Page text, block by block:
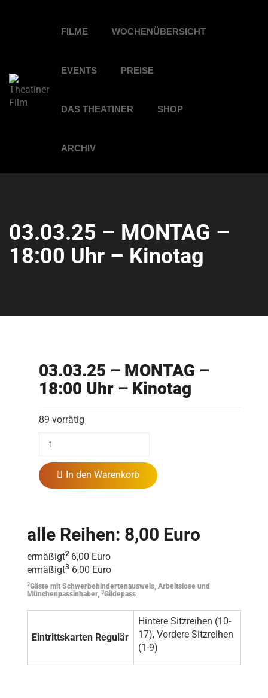
FILME WOCHENÜBERSICHT
EVENTS PREISE
DAS THEATINER SHOP
ARCHIV
03.03.25 – MONTAG –
18:00 Uhr – Kinotag
03.03.25 – MONTAG –
18:00 Uhr – Kinotag
89 vorrätig
In den Warenkorb
alle Reihen: 8,00 Euro
ermäßigt2 6,00 Euro
ermäßigt3 6,00 Euro
2Gäste mit Schwerbehindertenausweis, Arbeitslose und
Münchenpassinhaber, 3Gildepass
Eintrittskarten Regulär
Hintere Sitzreihen (10-
17), Vordere Sitzreihen
(1-9)